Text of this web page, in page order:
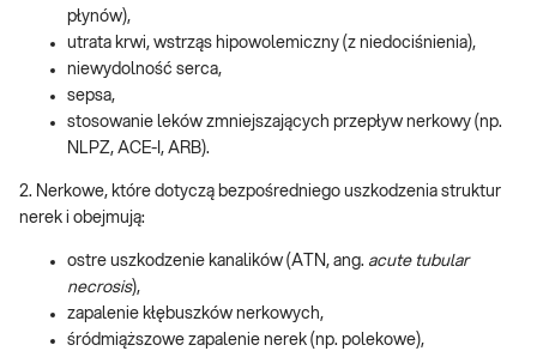
płynów),
utrata krwi, wstrząs hipowolemiczny (z niedociśnienia),
niewydolność serca,
sepsa,
stosowanie leków zmniejszających przepływ nerkowy (np.
NLPZ, ACE-I, ARB).
2. Nerkowe, które dotyczą bezpośredniego uszkodzenia struktur
nerek i obejmują:
ostre uszkodzenie kanalików (ATN, ang. acute tubular
necrosis),
zapalenie kłębuszków nerkowych,
śródmiąższowe zapalenie nerek (np. polekowe),